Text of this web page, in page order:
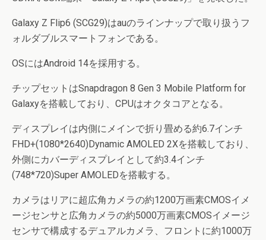
Galaxy Z Flip6 (SCG29)はauのラインナップで取り扱うフ
ォルダブルスマートフォンである。
OSにはAndroid 14を採用する。
チップセットはSnapdragon 8 Gen 3 Mobile Platform for
Galaxyを搭載しており、CPUはオクタコアとなる。
ディスプレイは内側にメインで折り畳める約6.7インチ
FHD+(1080*2640)Dynamic AMOLED 2Xを搭載しており、
外側にカバーディスプレイとして約3.4インチ
(748*720)Super AMOLEDを搭載する。
カメラはリアに超広角カメラの約1200万画素CMOSイメ
ージセンサと広角カメラの約5000万画素CMOSイメージ
センサで構成するデュアルカメラ、フロントに約1000万